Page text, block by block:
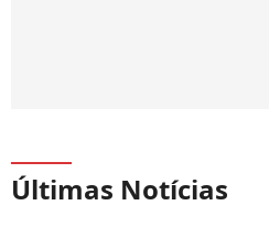
Últimas Notícias